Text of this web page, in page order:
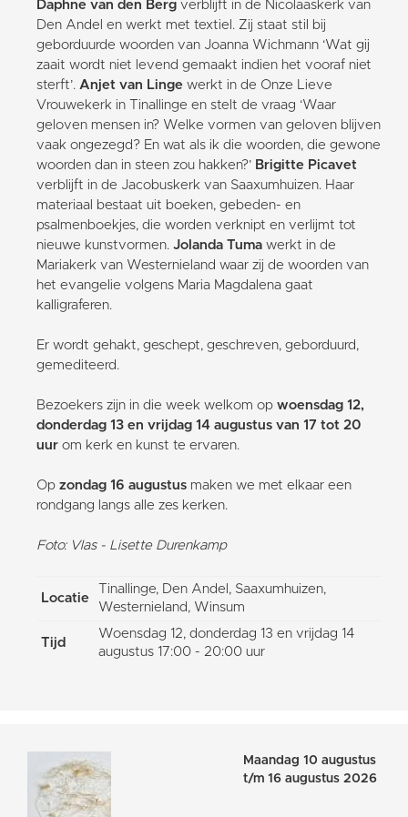
Daphne van den Berg verblijft in de Nicolaaskerk van
Den Andel en werkt met textiel. Zij staat stil bij
geborduurde woorden van Joanna Wichmann ‘Wat gij
zaait wordt niet levend gemaakt indien het vooraf niet
sterft’. Anjet van Linge werkt in de Onze Lieve
Vrouwekerk in Tinallinge en stelt de vraag ‘Waar
geloven mensen in? Welke vormen van geloven blijven
vaak ongezegd? En wat als ik die woorden, die gewone
woorden dan in steen zou hakken?’ Brigitte Picavet
verblijft in de Jacobuskerk van Saaxumhuizen. Haar
materiaal bestaat uit boeken, gebeden- en
psalmenboekjes, die worden verknipt en verlijmt tot
nieuwe kunstvormen. Jolanda Tuma werkt in de
Mariakerk van Westernieland waar zij de woorden van
het evangelie volgens Maria Magdalena gaat
kalligraferen.
Er wordt gehakt, geschept, geschreven, geborduurd,
gemediteerd.
Bezoekers zijn in die week welkom op woensdag 12,
donderdag 13 en vrijdag 14 augustus van 17 tot 20
uur om kerk en kunst te ervaren.
Op zondag 16 augustus maken we met elkaar een
rondgang langs alle zes kerken.
Foto: Vlas - Lisette Durenkamp
Locatie
Tinallinge, Den Andel, Saaxumhuizen,
Westernieland, Winsum
Tijd
Woensdag 12, donderdag 13 en vrijdag 14
augustus 17:00 - 20:00 uur
Maandag 10 augustus
t/m 16 augustus 2026